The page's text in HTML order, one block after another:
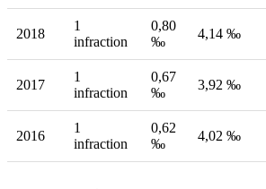
2018
1
infraction
0,80
‰
4,14 ‰
2017
1
infraction
0,67
‰
3,92 ‰
2016
1
infraction
0,62
‰
4,02 ‰